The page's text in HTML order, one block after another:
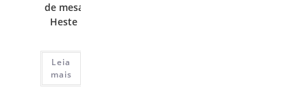
de mesa
Heste
Leia
mais